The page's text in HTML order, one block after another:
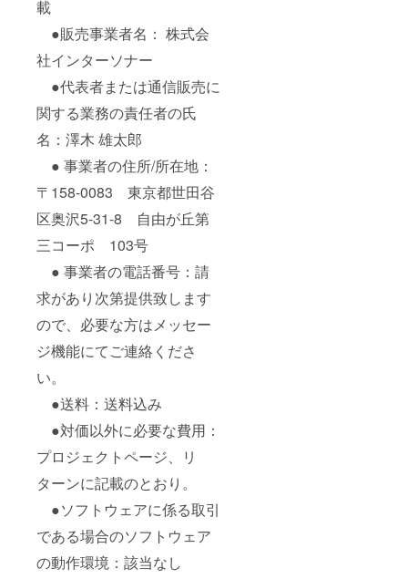
載
●販売事業者名： 株式会
社インターソナー
●代表者または通信販売に
関する業務の責任者の氏
名：澤木 雄太郎
● 事業者の住所/所在地：
〒158-0083 東京都世田谷
区奥沢5-31-8 自由が丘第
三コーポ 103号
● 事業者の電話番号：請
求があり次第提供致します
ので、必要な方はメッセー
ジ機能にてご連絡くださ
い。
●送料：送料込み
●対価以外に必要な費用：
プロジェクトページ、リ
ターンに記載のとおり。
●ソフトウェアに係る取引
である場合のソフトウェア
の動作環境：該当なし